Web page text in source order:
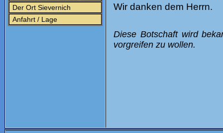
Der Ort Sievernich
Anfahrt / Lage
Wir danken dem Herrn.
Diese Botschaft wird
vorgreifen zu wollen.